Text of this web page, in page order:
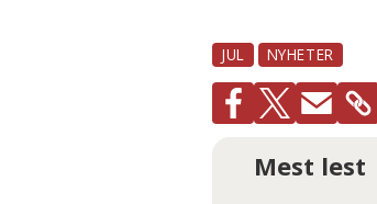
JUL NYHETER
Mest lest